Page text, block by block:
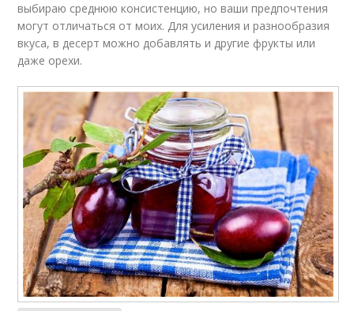
выбираю среднюю консистенцию, но ваши предпочтения
могут отличаться от моих. Для усиления и разнообразия
вкуса, в десерт можно добавлять и другие фрукты или
даже орехи.